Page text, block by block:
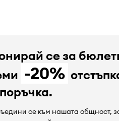
се за
-20%
се към нашата общност,